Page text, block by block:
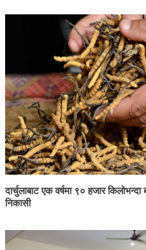
दार्चुलाबाट एक वर्षमा ९० हजार किलोभन्दा
निकासी